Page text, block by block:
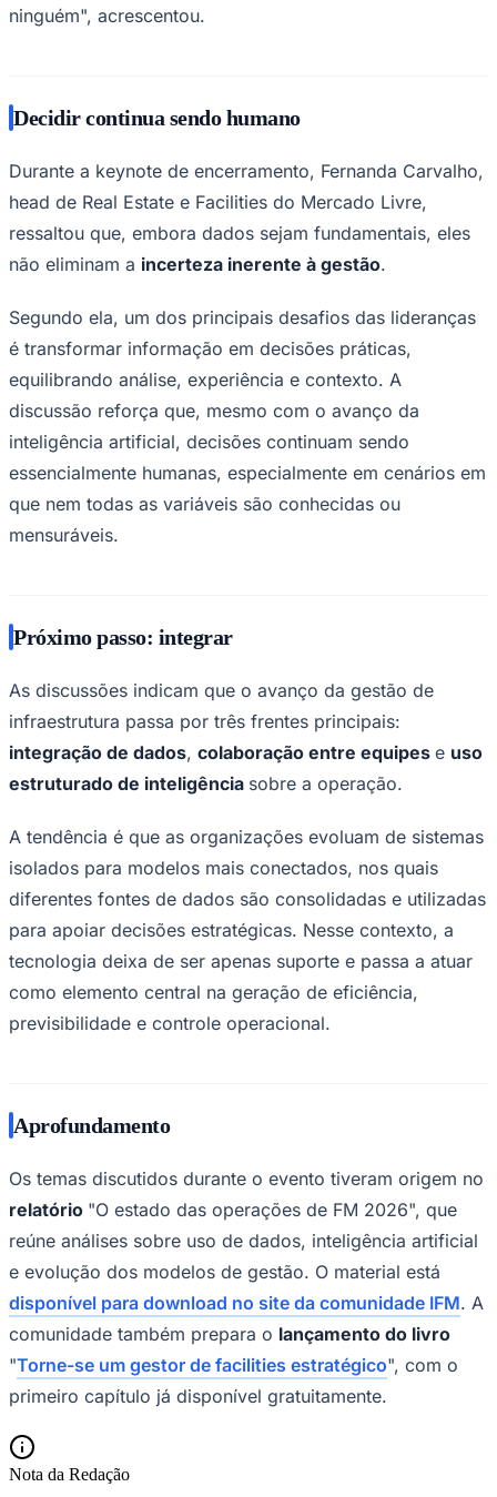
Santos
ninguém", acrescentou.
Decidir continua sendo humano
Durante a keynote de encerramento, Fernanda Carvalho,
head de Real Estate e Facilities do Mercado Livre,
ressaltou que, embora dados sejam fundamentais, eles
não eliminam a incerteza inerente à gestão.
Segundo ela, um dos principais desafios das lideranças
é transformar informação em decisões práticas,
equilibrando análise, experiência e contexto. A
discussão reforça que, mesmo com o avanço da
inteligência artificial, decisões continuam sendo
essencialmente humanas, especialmente em cenários em
que nem todas as variáveis são conhecidas ou
mensuráveis.
Próximo passo: integrar
As discussões indicam que o avanço da gestão de
infraestrutura passa por três frentes principais:
integração de dados, colaboração entre equipes e uso
estruturado de inteligência sobre a operação.
A tendência é que as organizações evoluam de sistemas
isolados para modelos mais conectados, nos quais
diferentes fontes de dados são consolidadas e utilizadas
para apoiar decisões estratégicas. Nesse contexto, a
tecnologia deixa de ser apenas suporte e passa a atuar
como elemento central na geração de eficiência,
previsibilidade e controle operacional.
Aprofundamento
Os temas discutidos durante o evento tiveram origem no
relatório "O estado das operações de FM 2026", que
reúne análises sobre uso de dados, inteligência artificial
e evolução dos modelos de gestão. O material está
disponível para download no site da comunidade IFM. A
comunidade também prepara o lançamento do livro
"Torne-se um gestor de facilities estratégico", com o
primeiro capítulo já disponível gratuitamente.
Nota da Redação